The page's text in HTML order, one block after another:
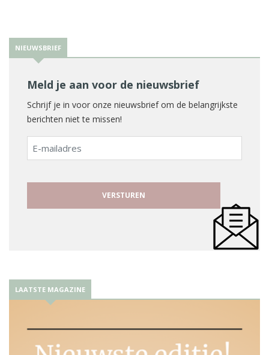
NIEUWSBRIEF
Meld je aan voor de nieuwsbrief
Schrijf je in voor onze nieuwsbrief om de belangrijkste
berichten niet te missen!
E-
mailadres
LAATSTE MAGAZINE